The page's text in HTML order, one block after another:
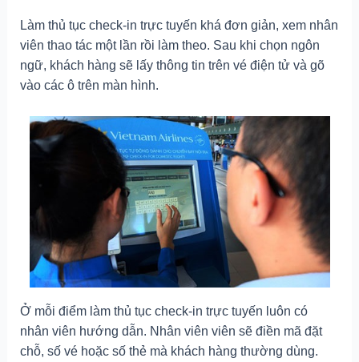
Làm thủ tục check-in trực tuyến khá đơn giản, xem nhân
viên thao tác một lần rồi làm theo. Sau khi chọn ngôn
ngữ, khách hàng sẽ lấy thông tin trên vé điện tử và gõ
vào các ô trên màn hình.
Ở mỗi điểm làm thủ tục check-in trực tuyến luôn có
nhân viên hướng dẫn. Nhân viên viên sẽ điền mã đặt
chỗ, số vé hoặc số thẻ mà khách hàng thường dùng.